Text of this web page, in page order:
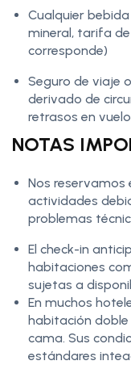
Cualquier
mineral, tarifa
corresponde)
Seguro de viaje
derivado de
retrasos en
NOTAS
Nos reservamos
actividades
problemas
El check-in
habitaciones
sujetas a
En muchos
habitación
cama. Sus
estándares